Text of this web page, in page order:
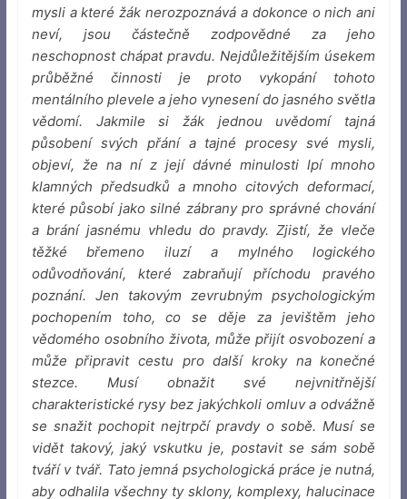
mysli a které žák nerozpoznává a dokonce o nich ani
neví, jsou částečně zodpovědné za jeho
neschopnost chápat pravdu. Nejdůležitějším úsekem
průběžné činnosti je proto vykopání tohoto
mentálního plevele a jeho vynesení do jasného světla
vědomí. Jakmile si žák jednou uvědomí tajná
působení svých přání a tajné procesy své mysli,
objeví, že na ní z její dávné minulosti lpí mnoho
klamných předsudků a mnoho citových deformací,
které působí jako silné zábrany pro správné chování
a brání jasnému vhledu do pravdy. Zjistí, že vleče
těžké břemeno iluzí a mylného logického
odůvodňování, které zabraňují příchodu pravého
poznání. Jen takovým zevrubným psychologickým
pochopením toho, co se děje za jevištěm jeho
vědomého osobního života, může přijít osvobození a
může připravit cestu pro další kroky na konečné
stezce. Musí obnažit své nejvnitřnější
charakteristické rysy bez jakýchkoli omluv a odvážně
se snažit pochopit nejtrpčí pravdy o sobě. Musí se
vidět takový, jaký vskutku je, postavit se sám sobě
tváří v tvář. Tato jemná psychologická práce je nutná,
aby odhalila všechny ty sklony, komplexy, halucinace